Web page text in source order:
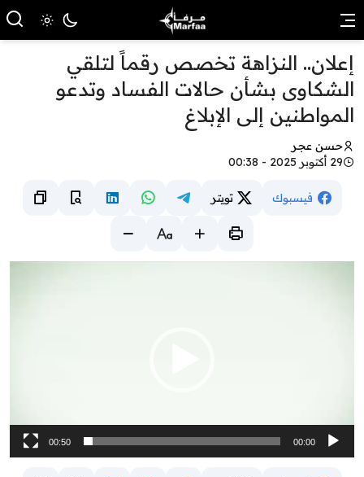
النزاهة تخصص رقماً لتلقي
بشأن حالات الفساد وتدعو
إلى الإبلاغ
حسن عجر
29 أكتوبر 2025 - 00:38
فيسبوك تويتر
00:00
00:50